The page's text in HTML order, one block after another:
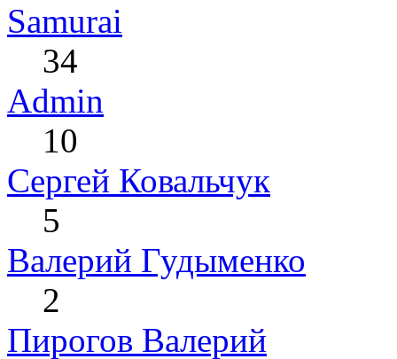
Samurai
34
Admin
10
Сергей Ковальчук
5
Валерий Гудыменко
2
Пирогов Валерий